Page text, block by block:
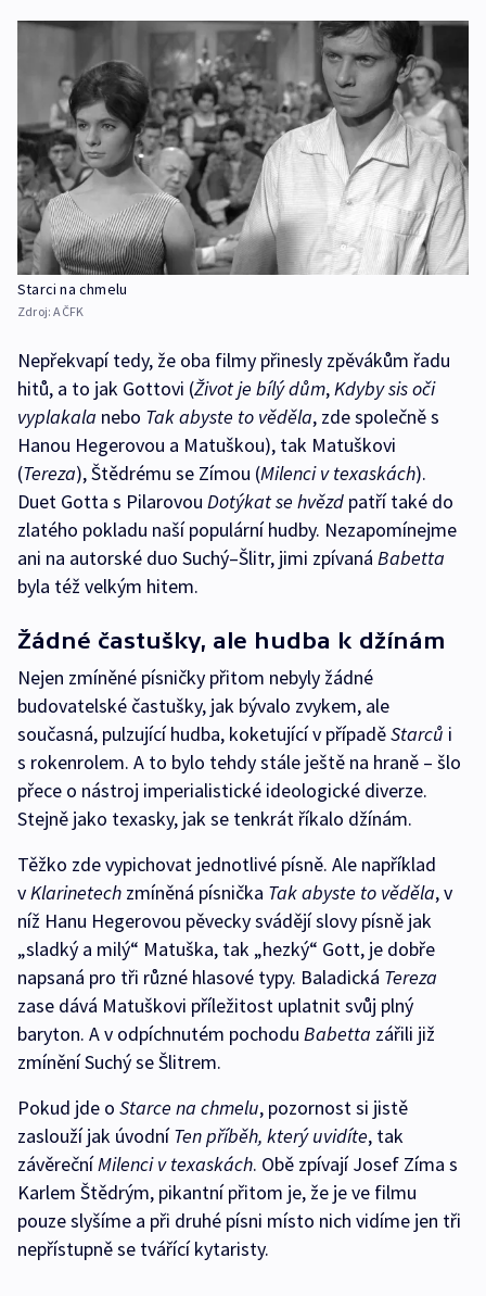
Starci na chmelu
Zdroj:AČFK
Nepřekvapí tedy, že oba filmy přinesly zpěvákům řadu
hitů, a to jak Gottovi (Život je bílý dům,Kdyby sis oči
vyplakala nebo Tak abyste to věděla, zde společně s
Hanou Hegerovou a Matuškou), tak Matuškovi
(Tereza), Štědrému se Zímou (Milenci v texaskách).
Duet Gotta s Pilarovou Dotýkat se hvězd patří také do
zlatého pokladu naší populární hudby. Nezapomínejme
ani na autorské duo Suchý–Šlitr, jimi zpívaná Babetta
byla též velkým hitem.
Žádné častušky, ale hudba k džínám
Nejen zmíněné písničky přitom nebyly žádné
budovatelské častušky, jak bývalo zvykem, ale
současná, pulzující hudba, koketující v případěStarců i
s rokenrolem. A to bylo tehdy stále ještě na hraně – šlo
přece o nástroj imperialistické ideologické diverze.
Stejně jako texasky, jak se tenkrát říkalo džínám.
Těžko zde vypichovat jednotlivé písně. Ale například
vKlarinetech zmíněná písnička Tak abyste to věděla, v
níž Hanu Hegerovou pěvecky svádějí slovy písně jak
„sladký a milý“ Matuška, tak „hezký“ Gott, je dobře
napsaná pro tři různé hlasové typy. Baladická Tereza
zase dává Matuškovi příležitost uplatnit svůj plný
baryton. A v odpíchnutém pochodu Babetta zářili již
zmínění Suchý se Šlitrem.
Pokud jde o Starce na chmelu, pozornost si jistě
zaslouží jak úvodníTen příběh, který uvidíte, tak
závěrečníMilenci v texaskách. Obě zpívají Josef Zíma s
Karlem Štědrým, pikantní přitom je, že je ve filmu
pouze slyšíme a při druhé písni místo nich vidíme jen tři
nepřístupně se tvářící kytaristy.